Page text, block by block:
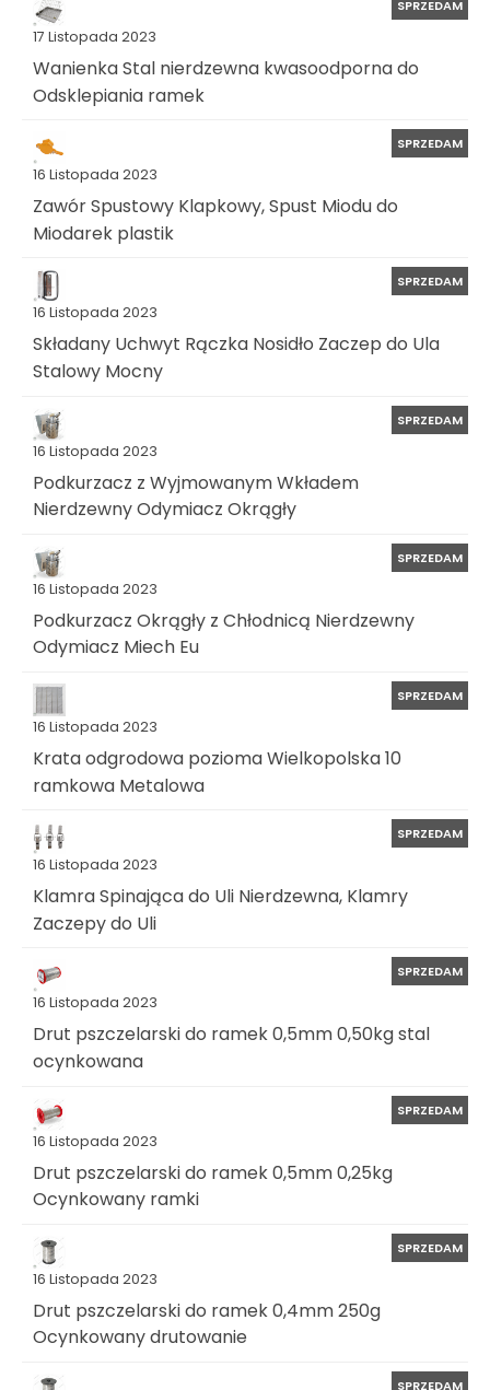
17 Listopada 2023
SPRZEDAM
Wanienka Stal nierdzewna kwasoodporna do
Odsklepiania ramek
16 Listopada 2023
SPRZEDAM
Zawór Spustowy Klapkowy, Spust Miodu do
Miodarek plastik
16 Listopada 2023
SPRZEDAM
Składany Uchwyt Rączka Nosidło Zaczep do Ula
Stalowy Mocny
16 Listopada 2023
SPRZEDAM
Podkurzacz z Wyjmowanym Wkładem
Nierdzewny Odymiacz Okrągły
16 Listopada 2023
SPRZEDAM
Podkurzacz Okrągły z Chłodnicą Nierdzewny
Odymiacz Miech Eu
16 Listopada 2023
SPRZEDAM
Krata odgrodowa pozioma Wielkopolska 10
ramkowa Metalowa
16 Listopada 2023
SPRZEDAM
Klamra Spinająca do Uli Nierdzewna, Klamry
Zaczepy do Uli
16 Listopada 2023
SPRZEDAM
Drut pszczelarski do ramek 0,5mm 0,50kg stal
ocynkowana
16 Listopada 2023
SPRZEDAM
Drut pszczelarski do ramek 0,5mm 0,25kg
Ocynkowany ramki
16 Listopada 2023
SPRZEDAM
Drut pszczelarski do ramek 0,4mm 250g
Ocynkowany drutowanie
SPRZEDAM